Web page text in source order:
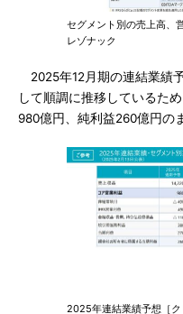
セグメント別の売上高、
レゾナック
2025年12月期の連結業績
して順調に推移しているた
980億円、純利益260億円の
2025年連結業績予想［